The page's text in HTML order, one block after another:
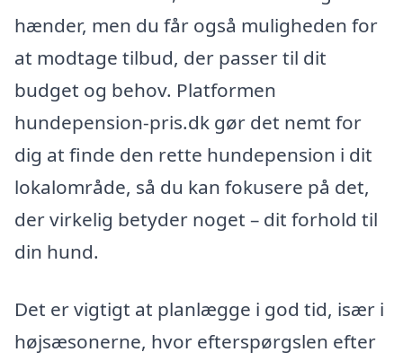
hænder, men du får også muligheden for
at modtage tilbud, der passer til dit
budget og behov. Platformen
hundepension-pris.dk gør det nemt for
dig at finde den rette hundepension i dit
lokalområde, så du kan fokusere på det,
der virkelig betyder noget – dit forhold til
din hund.
Det er vigtigt at planlægge i god tid, især i
højsæsonerne, hvor efterspørgslen efter